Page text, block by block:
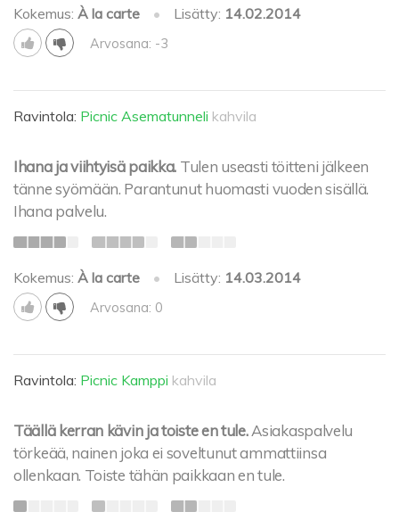
Kokemus: À la carte • Lisätty: 14.02.2014
Arvosana: -3
Ravintola: Picnic Asematunneli kahvila
Ihana ja viihtyisä paikka. Tulen useasti töitteni jälkeen
tänne syömään. Parantunut huomasti vuoden sisällä.
Ihana palvelu.
Kokemus: À la carte • Lisätty: 14.03.2014
Arvosana: 0
Ravintola: Picnic Kamppi kahvila
Täällä kerran kävin ja toiste en tule. Asiakaspalvelu
törkeää, nainen joka ei soveltunut ammattiinsa
ollenkaan. Toiste tähän paikkaan en tule.